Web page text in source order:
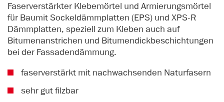
Faserverstärkter Klebemörtel und Armierungsmörtel
für Baumit Sockeldämmplatten (EPS) und XPS-R
Dämmplatten, speziell zum Kleben auch auf
Bitumenanstrichen und Bitumendickbeschichtungen
bei der Fassadendämmung.
faserverstärkt mit nachwachsenden Naturfasern
sehr gut filzbar